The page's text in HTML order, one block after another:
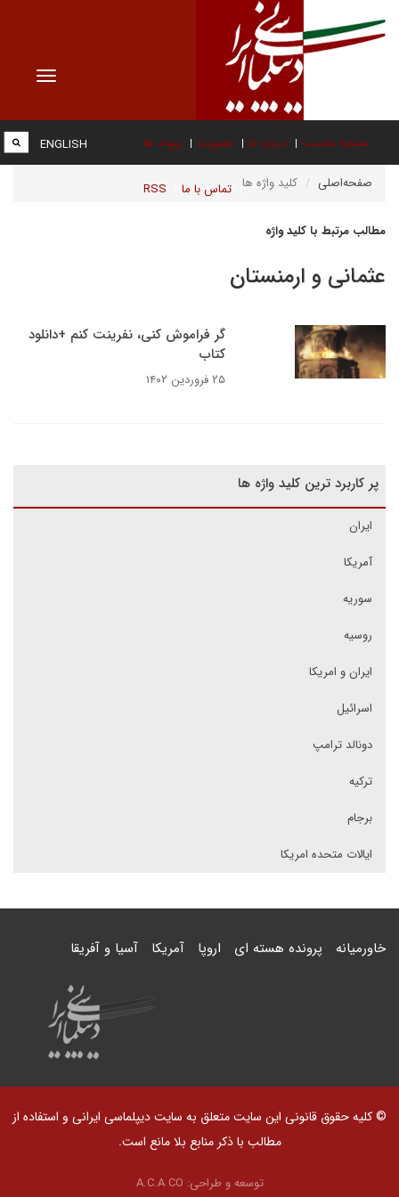
Toggle
صفحه نخست درباره ما عضویت پیوند ها
تماس با ما RSS
ENGLISH
صفحه‌اصلی کلید واژه ها
مطالب مرتبط با کلید واژه
عثمانی و ارمنستان
گر فراموش کنی، نفرینت کنم +دانلود
کتاب
۲۵ فروردین ۱۴۰۲
پر کاربرد ترین کلید واژه ها
ایران
آمریکا
سوریه
روسیه
ایران و امریکا
اسرائیل
دونالد ترامپ
ترکیه
برجام
ایالات متحده امریکا
خاورمیانه پرونده هسته ای اروپا آمریکا آسیا و آفریقا
© کلیه حقوق قانونی این سایت متعلق به سایت دیپلماسی ایرانی و استفاده از
مطالب با ذکر منابع بلا مانع است.
توسعه و طراحی: A.C.A CO